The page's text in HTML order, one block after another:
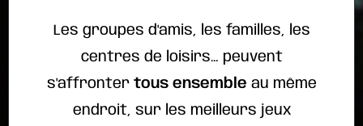
Les groupes d'amis, les familles, les
centres de loisirs… peuvent
s'affronter tous ensemble au même
endroit, sur les meilleurs jeux